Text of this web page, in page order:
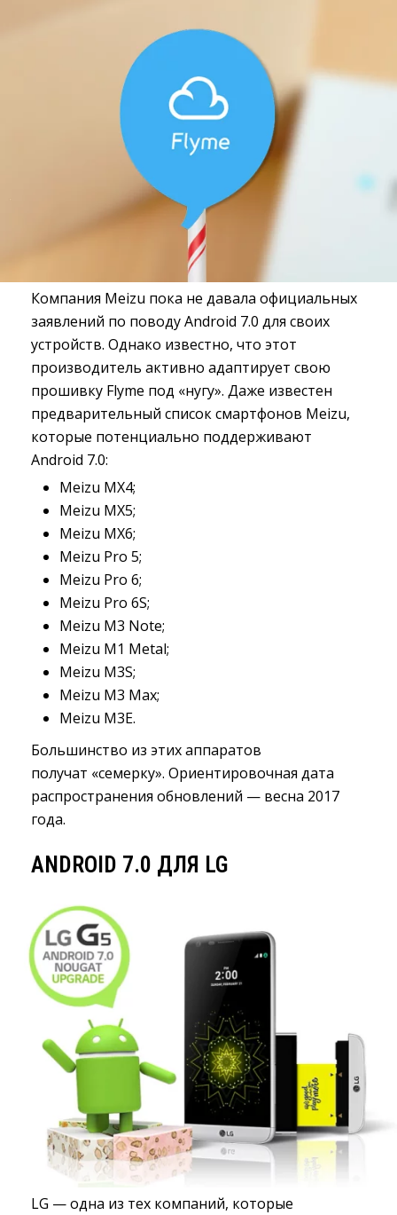
Компания Meizu пока не давала официальных
заявлений по поводу Android 7.0 для своих
устройств. Однако известно, что этот
производитель активно адаптирует свою
прошивку Flyme под «нугу». Даже известен
предварительный список смартфонов Meizu,
которые потенциально поддерживают
Android 7.0:
Meizu MX4;
Meizu MX5;
Meizu MX6;
Meizu Pro 5;
Meizu Pro 6;
Meizu Pro 6S;
Meizu M3 Note;
Meizu M1 Metal;
Meizu M3S;
Meizu M3 Max;
Meizu M3E.
Большинство из этих аппаратов
получат «семерку». Ориентировочная дата
распространения обновлений — весна 2017
года.
ANDROID 7.0 ДЛЯ LG
LG — одна из тех компаний, которые